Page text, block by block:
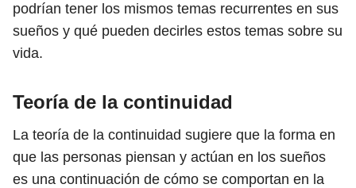
podrían tener los mismos temas recurrentes en sus
sueños y qué pueden decirles estos temas sobre su
vida.
Teoría de la continuidad
La teoría de la continuidad sugiere que la forma en
que las personas piensan y actúan en los sueños
es una continuación de cómo se comportan en la